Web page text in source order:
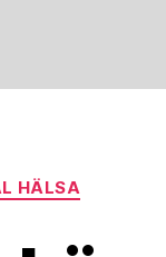
Kategorier
HÄLSA